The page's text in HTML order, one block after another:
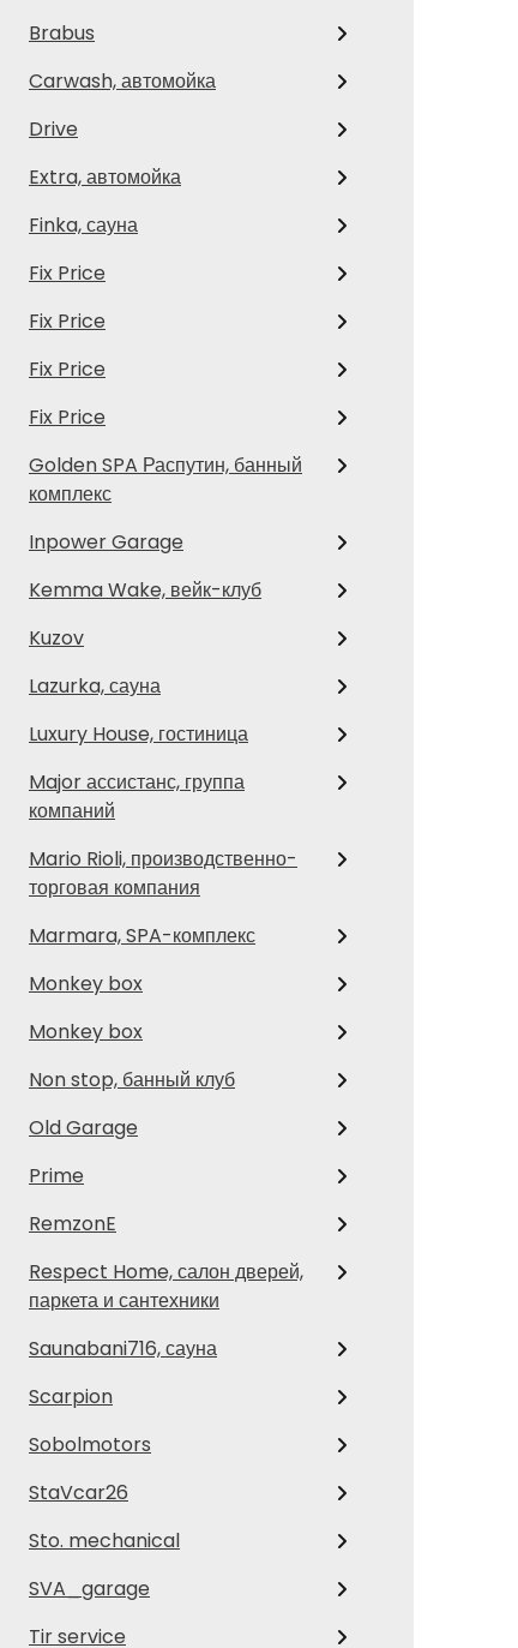
Brabus
Carwash, автомойка
Drive
Extra, автомойка
Finka, сауна
Fix Price
Fix Price
Fix Price
Fix Price
Golden SPA Распутин, банный
комплекс
Inpower Garage
Kemma Wake, вейк-клуб
Kuzov
Lazurka, сауна
Luxury House, гостиница
Major ассистанс, группа
компаний
Mario Rioli, производственно-
торговая компания
Marmara, SPA-комплекс
Monkey box
Monkey box
Non stop, банный клуб
Old Garage
Prime
RemzonE
Respect Home, салон дверей,
паркета и сантехники
Saunabani716, сауна
Scarpion
Sobolmotors
StaVcar26
Sto. mechanical
SVA_garage
Tir service